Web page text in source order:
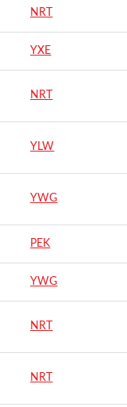
NRT
YXE
NRT
YLW
YWG
PEK
YWG
NRT
NRT